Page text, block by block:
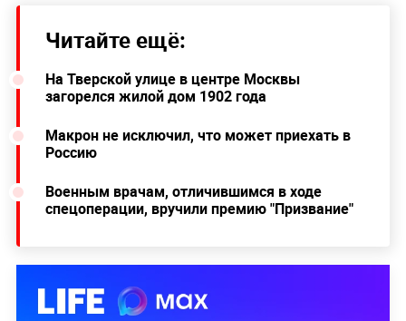
Читайте ещё:
На Тверской улице в центре Москвы
загорелся жилой дом 1902 года
Макрон не исключил, что может приехать в
Россию
Военным врачам, отличившимся в ходе
спецоперации, вручили премию "Призвание"